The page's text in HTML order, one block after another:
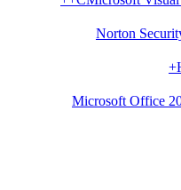
Norton